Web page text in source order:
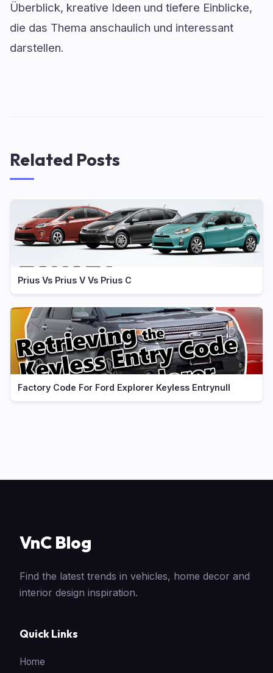
Überblick, kreative Ideen und tiefere Einblicke,
die das Thema anschaulich und interessant
darstellen.
Related Posts
Prius Vs Prius V Vs Prius C
Factory Code For Ford Explorer Keyless Entrynull
VnC Blog
Find the latest trends in vehicles, home decor and
interior design inspiration.
Quick Links
Home